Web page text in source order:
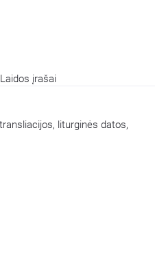
Laidos įrašai
liturginės datos,